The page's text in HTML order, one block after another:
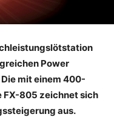
Power
mit einem 400-
805 zeichnet sich
aus.